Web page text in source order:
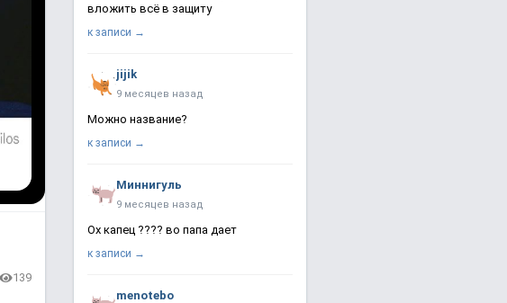
139
вложить всё в защиту
к записи →
jijik
9 месяцев назад
Можно название?
к записи →
Миннигуль
9 месяцев назад
Ох капец ???? во папа дает
к записи →
menotebo